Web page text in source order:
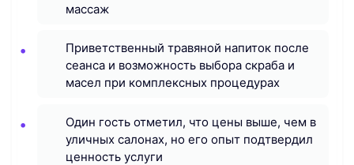
массаж
Приветственный травяной напиток после
сеанса и возможность выбора скраба и
масел при комплексных процедурах
Один гость отметил, что цены выше, чем в
уличных салонах, но его опыт подтвердил
ценность услуги